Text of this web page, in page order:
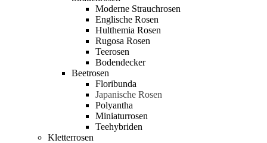
Moderne Strauchrosen
Englische Rosen
Hulthemia Rosen
Rugosa Rosen
Teerosen
Bodendecker
Beetrosen
Floribunda
Japanische Rosen
Polyantha
Miniaturrosen
Teehybriden
Kletterrosen